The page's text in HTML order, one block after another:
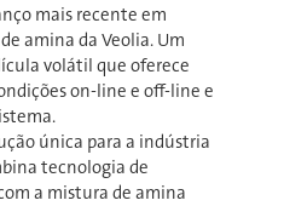
mais recente em
amina da Veolia. Um
volátil que oferece
on-line e off-line e
única para a indústria
tecnologia de
a mistura de amina